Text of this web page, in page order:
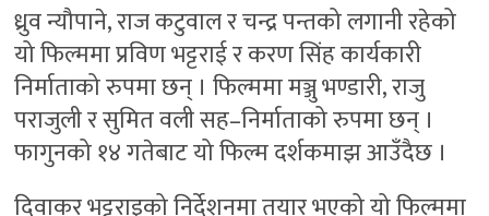
ध्रुव न्यौपाने, राज कटुवाल र चन्द्र पन्तको लगानी रहेको
यो फिल्ममा प्रविण भट्टराई र करण सिंह कार्यकारी
निर्माताको रुपमा छन् । फिल्ममा मञ्जु भण्डारी, राजु
पराजुली र सुमित वली सह–निर्माताको रुपमा छन् ।
फागुनको १४ गतेबाट यो फिल्म दर्शकमाझ आउँदैछ ।
दिवाकर भट्टराइको निर्देशनमा तयार भएको यो फिल्ममा